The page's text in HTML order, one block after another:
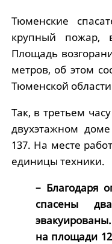
Тюменские
крупный пожар,
Площадь
метров, об этом
Тюменской
Так, в третьем
двухэтажном
137. На месте
единицы техники.
– Благодаря
спасены
на площади